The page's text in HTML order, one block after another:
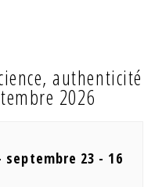
authenticité
2026
septembre 23 - 16